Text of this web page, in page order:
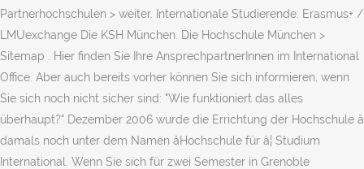
Partnerhochschulen > weiter. Internationale Studierende: Erasmus+ /
LMUexchange Die KSH München. Die Hochschule München >
Sitemap . Hier finden Sie Ihre AnsprechpartnerInnen im International
Office. Aber auch bereits vorher können Sie sich informieren, wenn
Sie sich noch nicht sicher sind: "Wie funktioniert das alles
überhaupt?" Dezember 2006 wurde die Errichtung der Hochschule â
damals noch unter dem Namen âHochschule für â¦ Studium
International. Wenn Sie sich für zwei Semester in Grenoble